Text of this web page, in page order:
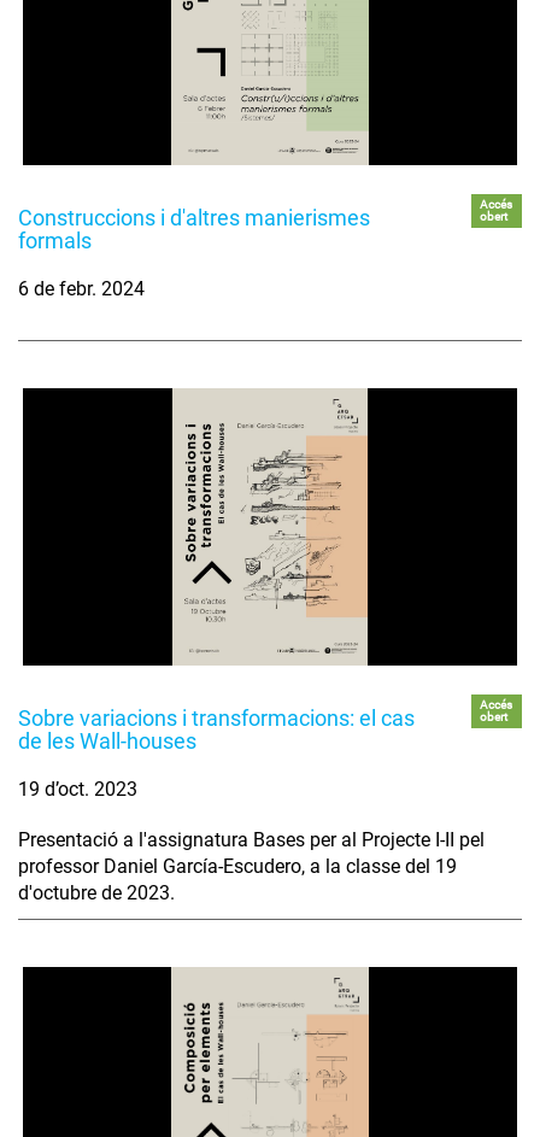
Construccions i d'altres manierismes
formals
Accés
obert
6 de febr. 2024
Sobre variacions i transformacions: el cas
de les Wall-houses
Accés
obert
19 d’oct. 2023
Presentació a l'assignatura Bases per al Projecte I-II pel
professor Daniel García-Escudero, a la classe del 19
d'octubre de 2023.